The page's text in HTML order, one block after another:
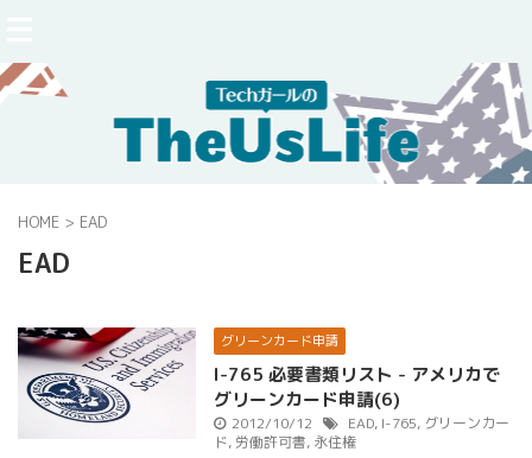
HOME > EAD
EAD
グリーンカード申請
I-765 必要書類リスト - アメリカで
グリーンカード申請(6)
2012/10/12 EAD, I-765, グリーンカー
ド, 労働許可書, 永住権